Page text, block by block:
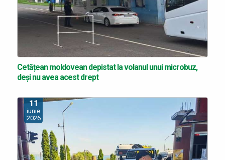
Cetățean moldovean depistat la volanul unui microbuz,
deşi nu avea acest drept
11
iunie
2026